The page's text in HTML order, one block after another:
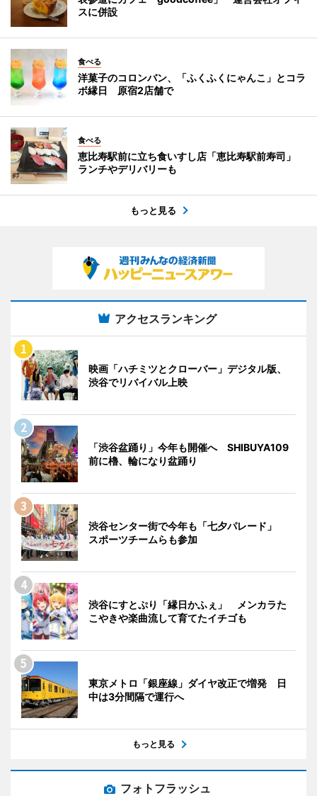
スに併設
食べる
洋菓子のコロンバン、「ふくふくにゃんこ」とコラ
ボ縁日 原宿2店舗で
食べる
恵比寿駅前に立ち食いすし店「恵比寿駅前寿司」
ランチやデリバリーも
もっと見る
アクセスランキング
映画「ハチミツとクローバー」デジタル版、
渋谷でリバイバル上映
「渋谷盆踊り」今年も開催へ SHIBUYA109
前に櫓、輪になり盆踊り
渋谷センター街で今年も「七夕パレード」
スポーツチームらも参加
渋谷にすとぷり「縁日かふぇ」 メンカラた
こやきや楽曲流して育てたイチゴも
東京メトロ「銀座線」ダイヤ改正で増発 日
中は3分間隔で運行へ
もっと見る
フォトフラッシュ